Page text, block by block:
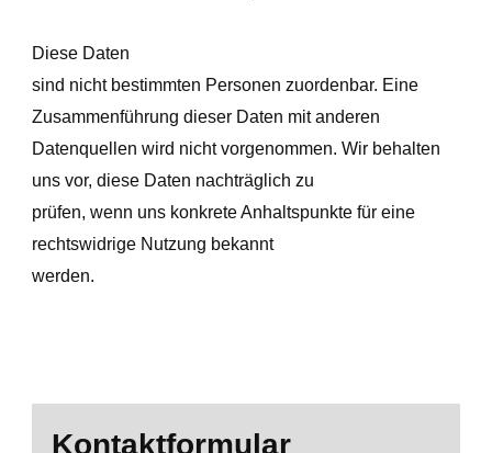
Diese Daten
sind nicht bestimmten Personen zuordenbar. Eine
Zusammenführung dieser Daten mit anderen
Datenquellen wird nicht vorgenommen. Wir behalten
uns vor, diese Daten nachträglich zu
prüfen, wenn uns konkrete Anhaltspunkte für eine
rechtswidrige Nutzung bekannt
werden.
Kontaktformular